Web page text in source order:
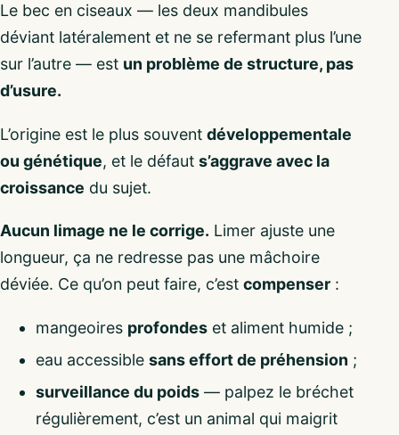
Le bec en ciseaux — les deux mandibules
déviant latéralement et ne se refermant plus l’une
sur l’autre — est un problème de structure, pas
d’usure.
L’origine est le plus souvent développementale
ou génétique, et le défaut s’aggrave avec la
croissance du sujet.
Aucun limage ne le corrige. Limer ajuste une
longueur, ça ne redresse pas une mâchoire
déviée. Ce qu’on peut faire, c’est compenser :
mangeoires profondes et aliment humide ;
eau accessible sans effort de préhension ;
surveillance du poids — palpez le bréchet
régulièrement, c’est un animal qui maigrit